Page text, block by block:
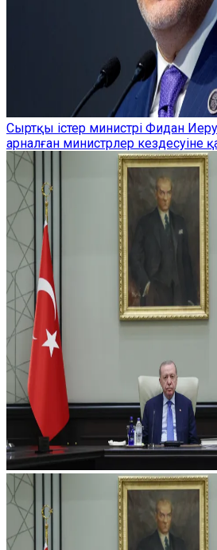
Сыртқы істер министрі Фидан
арналған министрлер кездесуіне